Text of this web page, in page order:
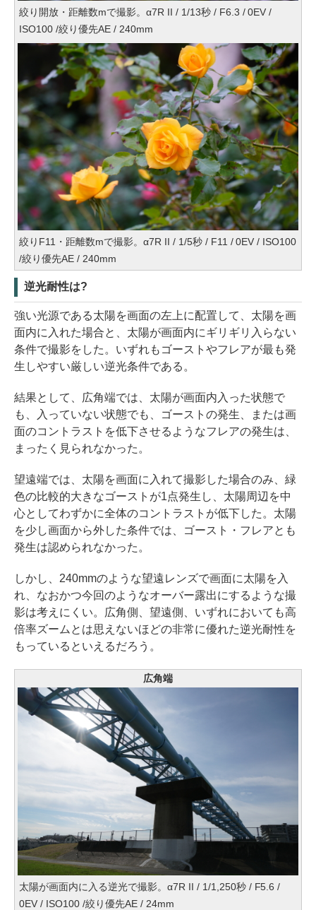
絞り開放・距離数mで撮影。α7R II / 1/13秒 / F6.3 / 0EV /
ISO100 /絞り優先AE / 240mm
絞りF11・距離数mで撮影。α7R II / 1/5秒 / F11 / 0EV / ISO100
/絞り優先AE / 240mm
逆光耐性は?
強い光源である太陽を画面の左上に配置して、太陽を画
面内に入れた場合と、太陽が画面内にギリギリ入らない
条件で撮影をした。いずれもゴーストやフレアが最も発
生しやすい厳しい逆光条件である。
結果として、広角端では、太陽が画面内入った状態で
も、入っていない状態でも、ゴーストの発生、または画
面のコントラストを低下させるようなフレアの発生は、
まったく見られなかった。
望遠端では、太陽を画面に入れて撮影した場合のみ、緑
色の比較的大きなゴーストが1点発生し、太陽周辺を中
心としてわずかに全体のコントラストが低下した。太陽
を少し画面から外した条件では、ゴースト・フレアとも
発生は認められなかった。
しかし、240mmのような望遠レンズで画面に太陽を入
れ、なおかつ今回のようなオーバー露出にするような撮
影は考えにくい。広角側、望遠側、いずれにおいても高
倍率ズームとは思えないほどの非常に優れた逆光耐性を
もっているといえるだろう。
広角端
太陽が画面内に入る逆光で撮影。α7R II / 1/1,250秒 / F5.6 /
0EV / ISO100 /絞り優先AE / 24mm